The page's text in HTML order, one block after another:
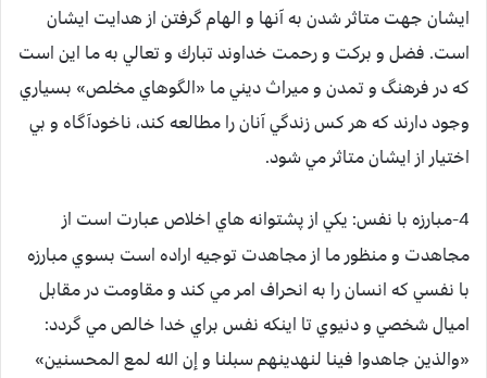
ايشان جهت متاثر شدن به آنها و الهام گرفتن از هدايت ايشان
است. فضل و بركت و رحمت خداوند تبارك و تعالي به ما اين است
كه در فرهنگ و تمدن و ميراث ديني ما «الگوهاي مخلص» بسياري
وجود دارند كه هر كس زندگي آنان را مطالعه كند، ناخودآگاه و بي
اختيار از ايشان متاثر مي شود.
4-مبارزه با نفس:
يكي از پشتوانه هاي اخلاص عبارت است از
مجاهدت و منظور ما از مجاهدت توجيه اراده است بسوي مبارزه
با نفسي كه انسان را به انحراف امر مي كند و مقاومت در مقابل
اميال شخصي و دنيوي تا اينكه نفس براي خدا خالص مي گردد:
«والذين جاهدوا فينا لنهدينهم سبلنا و إن الله لمع المحسنين»